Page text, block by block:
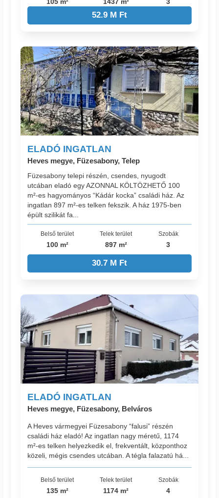
52.9 M Ft
ELADÓ INGATLAN
Heves megye, Füzesabony, Telep
Füzesabony telepi részén, csendes, nyugodt
utcában eladó egy AZONNAL KÖLTÖZHETŐ 100
m²-es hagyományos “Kádár kocka” családi ház. Az
ingatlan 897 m²-es telken fekszik. A ház 1975-ben
épült szilikát fa...
Belső terület
100 m²
Telek terület
897 m²
Szobák
3
30.7 M Ft
ELADÓ INGATLAN
Heves megye, Füzesabony, Belváros
A Heves vármegyei Füzesabony “falusi” részén
családi ház eladó! Az ingatlan nagy méretű, 1174
m²-es telken helyezkedik el, frekventált, központhoz
közeli, mégis csendes utcában. A tégla falazatú há...
Belső terület
135 m²
Telek terület
1174 m²
Szobák
4